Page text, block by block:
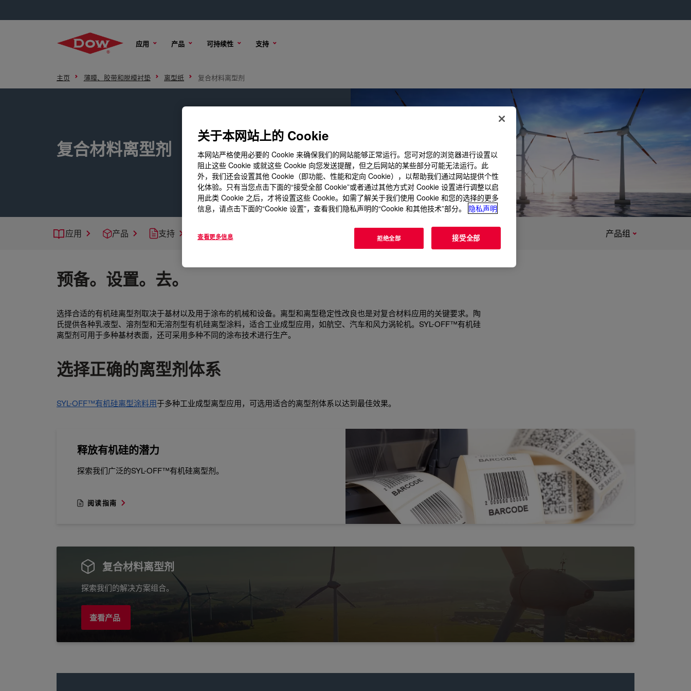
应用 产品 可持续性 支持
主页 薄膜、胶带和脱模衬垫 离型纸 复合材料离型剂
复合材料离型剂
应用 产品 支持 产品组
预备。设置。去。
选择合适的有机硅离型剂取决于基材以及用于涂布的机械和设备。离型和离型稳定性改良也是对复合材料应用的关键要求。陶
氏提供各种乳液型、溶剂型和无溶剂型有机硅离型涂料，适合工业成型应用，如航空、汽车和风力涡轮机。SYL-OFF™有机硅
离型剂可用于多种基材表面，还可采用多种不同的涂布技术进行生产。
选择正确的离型剂体系
SYL-OFF™有机硅离型涂料用于多种工业成型离型应用，可选用适合的离型剂体系以达到最佳效果。
释放有机硅的潜力
探索我们广泛的SYL-OFF™有机硅离型剂。
阅读指南
复合材料离型剂
探索我们的解决方案组合。
查看产品
关于本网站上的 Cookie
本网站严格使用必要的 Cookie 来确保我们的网站能够正常运行。您可对您的浏览器进行设置以
阻止这些 Cookie 或就这些 Cookie 向您发送提醒，但之后网站的某些部分可能无法运行。此
外，我们还会设置其他 Cookie（即功能、性能和定向 Cookie），以帮助我们通过网站提供个性
化体验。只有当您点击下面的“接受全部 Cookie”或者通过其他方式对 Cookie 设置进行调整以启
用此类 Cookie 之后，才将设置这些 Cookie。如需了解关于我们使用 Cookie 和您的选择的更多
信息，请点击下面的“Cookie 设置”，查看我们隐私声明的“Cookie 和其他技术”部分。
隐私声明
查看更多信息 拒绝全部 接受全部